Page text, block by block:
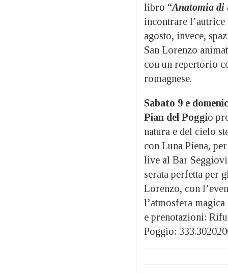
libro “Anatomia di
incontrare
agosto, invece,
San Lorenzo
con un repertorio
romagnese.
Sabato 9 e
Pian del Poggio
natura e del cielo
con Luna Piena,
live al Bar
serata perfetta per
Lorenzo, con
l’atmosfera
e prenotazioni:
Poggio: